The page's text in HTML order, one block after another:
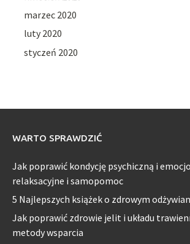
marzec 2020
luty 2020
styczeń 2020
WARTO SPRAWDZIĆ
Jak poprawić kondycję psychiczną i
relaksacyjne i samopomoc
5 Najlepszych książek o zdrowym
Jak poprawić zdrowie jelit i układu
metody wsparcia